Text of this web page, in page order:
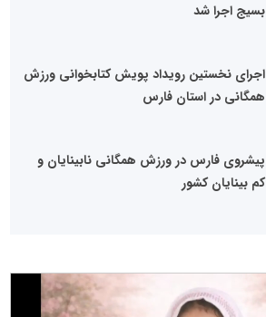
بسیج اجرا شد
اجرای نخستین رویداد پویش کتابخوانی ورزش
همگانی در استان فارس
پیشروی فارس در ورزش همگانی نابینایان و
کم بینایان کشور